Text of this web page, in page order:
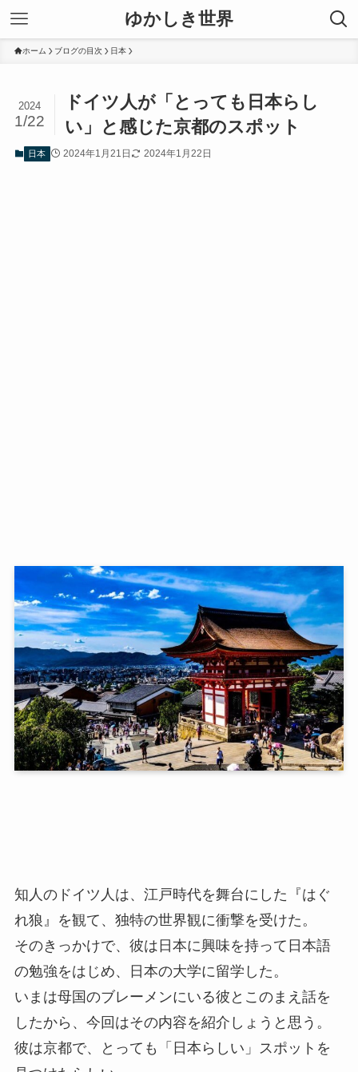
ゆかしき世界
ホーム ブログの目次 日本
ドイツ人が「とっても日本らし
い」と感じた京都のスポット
2024
1/22
日本 2024年1月21日 2024年1月22日
知人のドイツ人は、江戸時代を舞台にした『はぐ
れ狼』を観て、独特の世界観に衝撃を受けた。
そのきっかけで、彼は日本に興味を持って日本語
の勉強をはじめ、日本の大学に留学した。
いまは母国のブレーメンにいる彼とこのまえ話を
したから、今回はその内容を紹介しょうと思う。
彼は京都で、とっても「日本らしい」スポットを